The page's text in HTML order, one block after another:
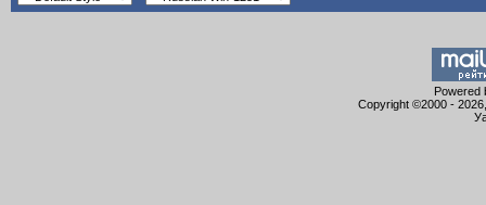
Powered
Copyright ©2000 -